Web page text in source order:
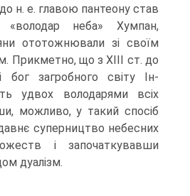
н. е. главою пантеону став
«володар неба» Хумпан,
ототожнювали зі своїм
Прикметно, що з XIII ст. до
загробного світу Ін-
удвох володарями всіх
можливо, у такий спо­сіб
суперництво небесних
і започатку­вавши
дуалізм.